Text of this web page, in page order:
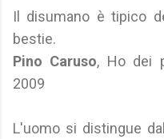
Il disumano è tipico
bestie.
Pino Caruso, Ho dei
2009
L'uomo si distingue